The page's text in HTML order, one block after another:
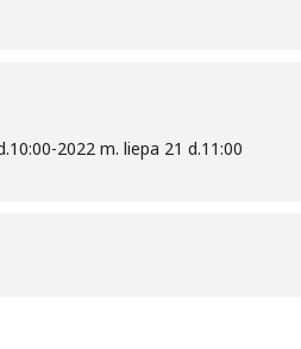
10:00-2022 m. liepa 21 d.11:00